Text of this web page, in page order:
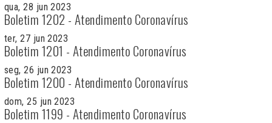
qua, 28 jun 2023
Boletim 1202 - Atendimento Coronavírus
ter, 27 jun 2023
Boletim 1201 - Atendimento Coronavírus
seg, 26 jun 2023
Boletim 1200 - Atendimento Coronavírus
dom, 25 jun 2023
Boletim 1199 - Atendimento Coronavírus